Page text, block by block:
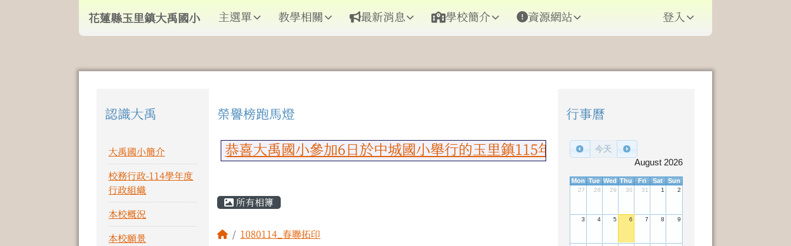
花蓮縣玉里鎮大禹國小
花蓮縣玉里鎮大禹國小 主選單 教學相關 最新消息 學校簡介 資源網站 登入
左邊區域內容
認識大禹
大禹國小簡介
校務行政-114學年度
行政組織
本校概況
本校願景
上中區域內容
榮譽榜跑馬燈
恭喜大禹國小參加6日於中城國小舉行的玉里鎮115年語文競賽榮獲佳績，國語朗讀國小乙
主內容區域
所有相簿
回首頁1080114_春聯拓印
右邊區域內容
行事曆
今天
August 2026
Mon Tue Wed Thu Fri Sat Sun
27 28 29 30 31 1 2
3 4 5 6 7 8 9